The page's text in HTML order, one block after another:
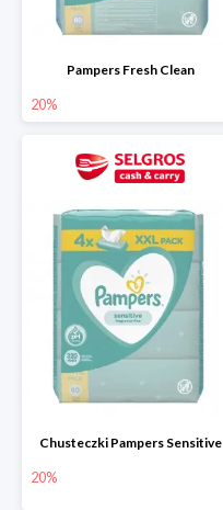
Pampers Fresh Clean
20%
Chusteczki Pampers Sensitive
20%